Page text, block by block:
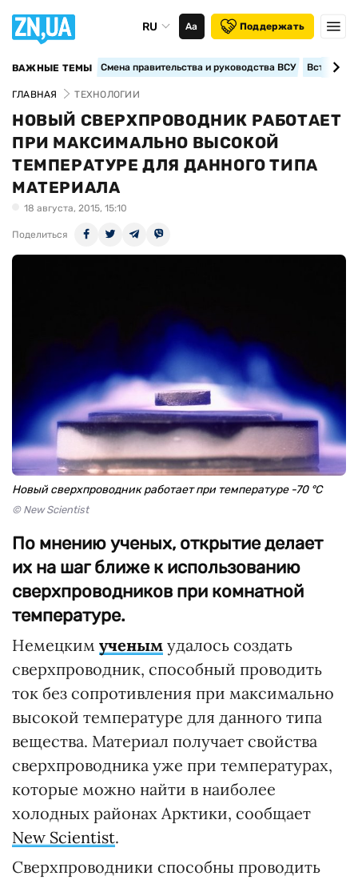
RU Аа Поддержать
ВАЖНЫЕ ТЕМЫ Смена правительства и руководства ВСУ
ГЛАВНАЯ ТЕХНОЛОГИИ
НОВЫЙ СВЕРХПРОВОДНИК РАБОТАЕТ
ПРИ МАКСИМАЛЬНО ВЫСОКОЙ
ТЕМПЕРАТУРЕ ДЛЯ ДАННОГО ТИПА
МАТЕРИАЛА
18 августа, 2015, 15:10
Поделиться
Новый сверхпроводник работает при температуре -70 °C
© New Scientist
По мнению ученых, открытие делает
их на шаг ближе к использованию
сверхпроводников при комнатной
температуре.
Немецким ученым удалось создать
сверхпроводник, способный проводить
ток без сопротивления при максимально
высокой температуре для данного типа
вещества. Материал получает свойства
сверхпроводника уже при температурах,
которые можно найти в наиболее
холодных районах Арктики, сообщает
New Scientist.
Сверхпроводники способны проводить